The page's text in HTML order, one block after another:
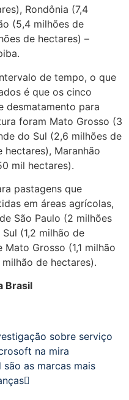
Rondônia (7,4
(5,4 milhões de
de hectares) –
de tempo, o que
é que os cinco
desmatamento para
foram Mato Grosso (3
do Sul (2,6 milhões de
hectares), Maranhão
mil hectares).
pastagens que
em áreas agrícolas,
São Paulo (2 milhões
(1,2 milhão de
Grosso (1,1 milhão
de hectares).
Brasil
sobre serviço
na mira
as marcas mais